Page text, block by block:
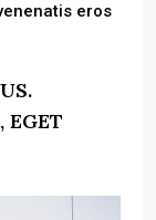
eros
EGET